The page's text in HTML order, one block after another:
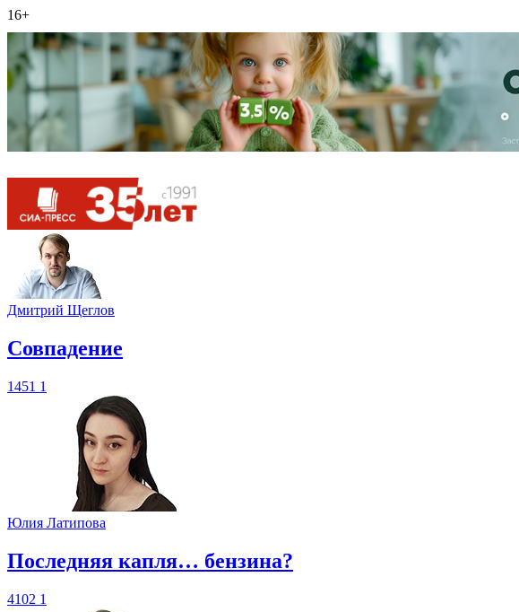
16+
Дмитрий Щеглов
​Совпадение
1451 1
Юлия Латипова
​Последняя капля… бензина?
4102 1